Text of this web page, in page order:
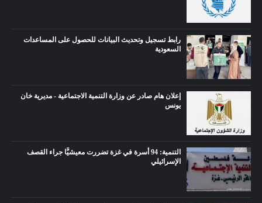
رابط تسجيل وتحديث البيانات للحصول على المساعدات
السعودية
إعلان هام صادر عن وزارة التنمية الاجتماعية - مديرية خان
يونس
التنمية: 94 أسرة في غزة تضررت معيشيًّا جراء القصف
الإسرائيلي